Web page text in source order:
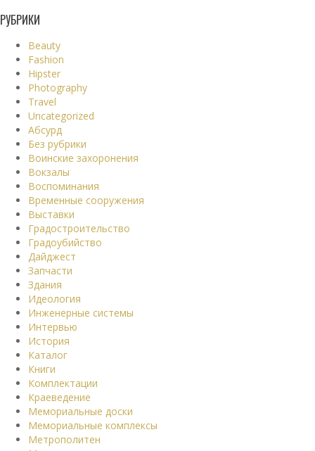
РУБРИКИ
Beauty
Fashion
Hipster
Photography
Travel
Uncategorized
Абсурд
Без рубрики
Воинские захоронения
Вокзалы
Воспоминания
Временные сооружения
Выставки
Градостроительство
Градоубийство
Дайджест
Запчасти
Здания
Идеология
Инженерные системы
Интервью
История
Каталог
Книги
Комплектации
Краеведение
Мемориальные доски
Мемориальные комплексы
Метрополитен